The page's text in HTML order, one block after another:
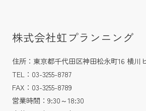
株式会社虹プランニング
住所：東京都千代田区神田松永町16 横川
TEL：03-3255-8787
FAX：03-3255-8789
営業時間：9:30～18:30